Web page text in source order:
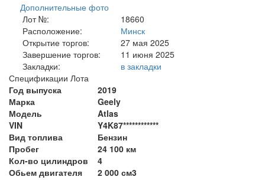
Дополнительные фото
Лот №:
18660
Расположение:
Минск
Открытие торгов:
27 мая 2025
Завершение торгов:
11 июня 2025
Закладки:
в закладки
Спецификации Лота
Год выпуска
2019
Марка
Geely
Модель
Atlas
VIN
Y4K87************
Вид топлива
Бензин
Пробег
24 100 км
Кол-во цилиндров
4
Обьем двигателя
2 000 см3